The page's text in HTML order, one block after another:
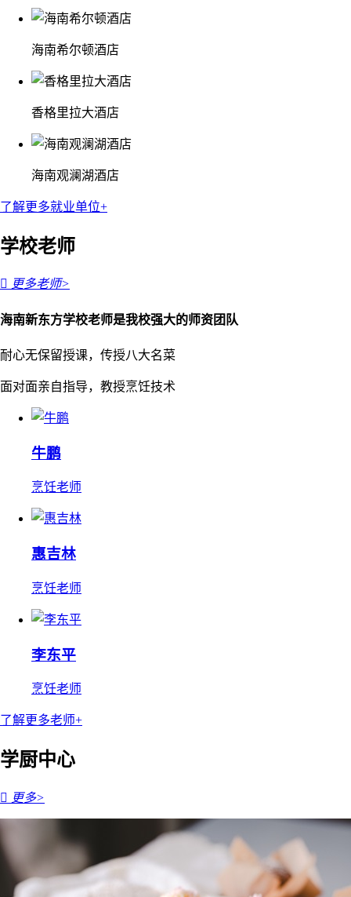
海南希尔顿酒店
香格里拉大酒店
海南观澜湖酒店
了解更多就业单位+
学校老师
 更多老师>
海南新东方学校老师是我校强大的师资团队
耐心无保留授课，传授八大名菜
面对面亲自指导，教授烹饪技术
牛鹏
烹饪老师
惠吉林
烹饪老师
李东平
烹饪老师
了解更多老师+
学厨中心
 更多>